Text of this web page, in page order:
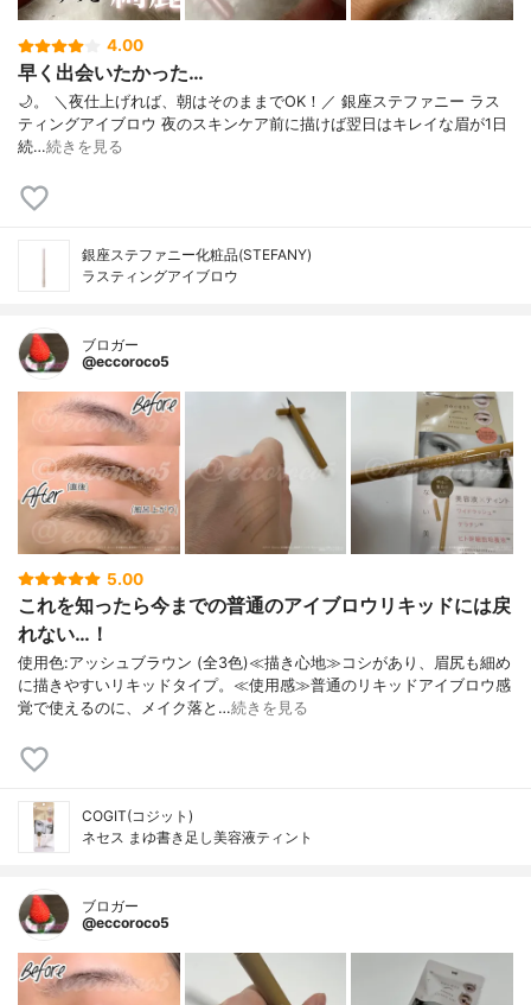
4.00
早く出会いたかった…
🌙。 ＼夜仕上げれば、朝はそのままでOK！／ 銀座ステファニー ラス
ティングアイブロウ 夜のスキンケア前に描けば翌日は⁠キレイな眉が1日
続…続きを見る
銀座ステファニー化粧品(STEFANY)
ラスティングアイブロウ
ブロガー
@eccoroco5
5.00
これを知ったら今までの普通のアイブロウリキッドには戻
れない…！
使用色:アッシュブラウン (全3色)≪描き心地≫コシがあり、眉尻も細め
に描きやすいリキッドタイプ。≪使用感≫普通のリキッドアイブロウ感
覚で使えるのに、メイク落と…続きを見る
COGIT(コジット)
ネセス まゆ書き足し美容液ティント
ブロガー
@eccoroco5